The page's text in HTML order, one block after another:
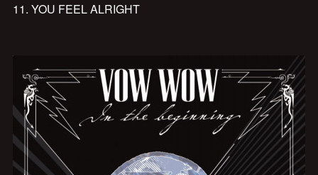
11. YOU FEEL ALRIGHT